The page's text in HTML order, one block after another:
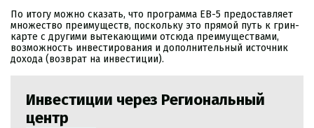
По итогу можно сказать, что программа EB-5 предоставляет
множество преимуществ, поскольку это прямой путь к грин-
карте с другими вытекающими отсюда преимуществами,
возможность инвестирования и дополнительный источник
дохода (возврат на инвестиции).
Инвестиции через Региональный
центр